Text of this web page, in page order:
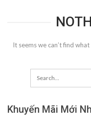
It seems we can’t find
Khuyến Mãi Mới